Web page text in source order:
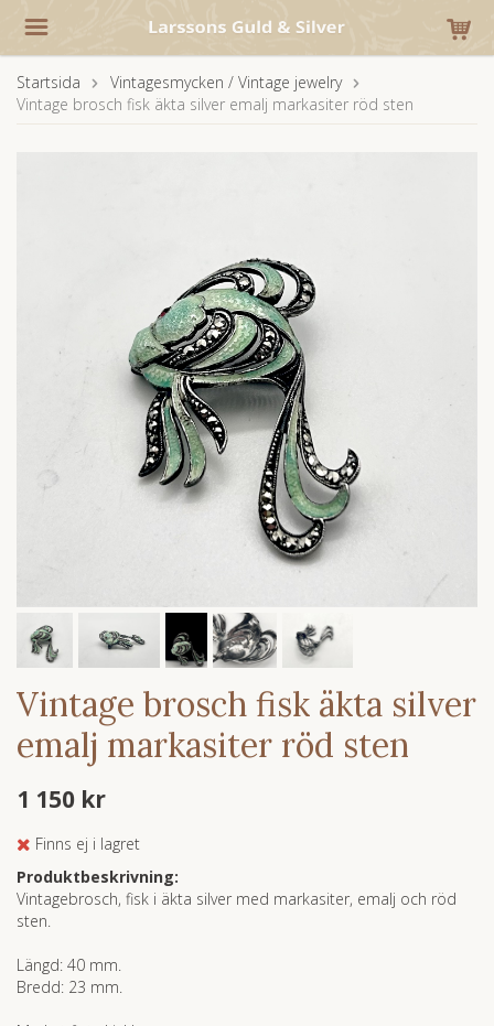
Startsida
Vintagesmycken / Vintage jewelry
Vintage brosch fisk äkta silver emalj markasiter röd sten
Vintage brosch fisk äkta silver
emalj markasiter röd sten
1 150 kr
Finns ej i lagret
Produktbeskrivning:
Vintagebrosch, fisk i äkta silver med markasiter, emalj och röd
sten.
Längd: 40 mm.
Bredd: 23 mm.